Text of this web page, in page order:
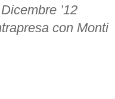
’12
con Monti